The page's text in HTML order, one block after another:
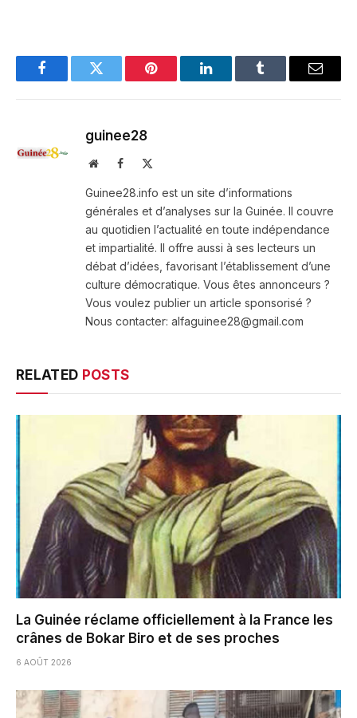
FacebookTwitter Pinterest LinkedInTumblr Email
guinee28
WebsiteFacebook
Guinee28.info est un site d’informations
générales et d’analyses sur la Guinée. Il couvre
au quotidien l’actualité en toute indépendance
et impartialité. Il offre aussi à ses lecteurs un
débat d’idées, favorisant l’établissement d’une
culture démocratique. Vous êtes annonceurs ?
Vous voulez publier un article sponsorisé ?
Nous contacter: alfaguinee28@gmail.com
RELATED POSTS
La Guinée réclame officiellement à la France les
crânes de Bokar Biro et de ses proches
6 AOÛT 2026